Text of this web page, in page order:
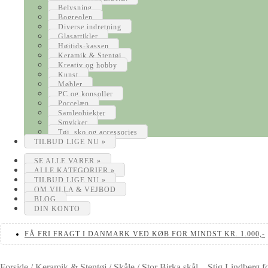
Belysning
Bogreolen
Diverse indretning
Glasartikler
Højtids-kassen
Keramik & Stentøj
Kreativ og hobby
Kunst
Møbler
PC og konsoller
Porcelæn
Samleobjekter
Smykker
Tøj, sko og accessories
TILBUD LIGE NU »
SE ALLE VARER »
ALLE KATEGORIER »
TILBUD LIGE NU »
OM VILLA & VEJBOD
BLOG
DIN KONTO
FÅ FRI FRAGT I DANMARK VED KØB FOR MINDST KR. 1.000,-